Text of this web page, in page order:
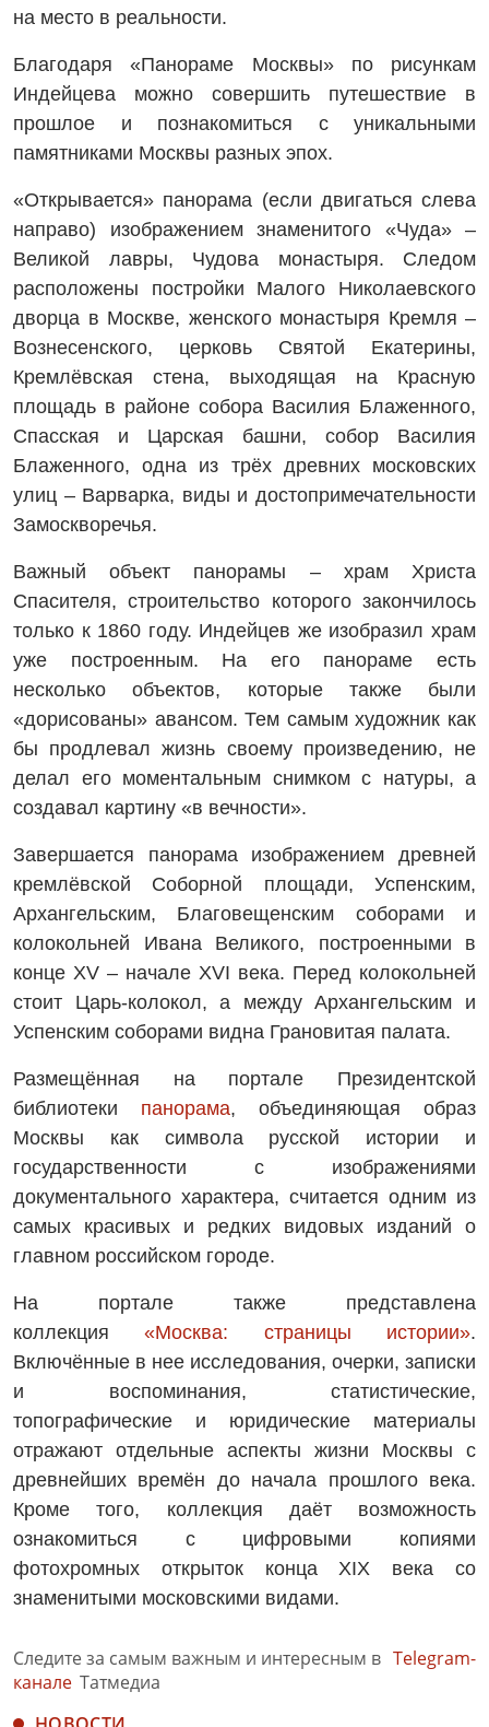
на место в реальности.
Благодаря «Панораме Москвы» по рисункам
Индейцева можно совершить путешествие в
прошлое и познакомиться с уникальными
памятниками Москвы разных эпох.
«Открывается» панорама (если двигаться слева
направо) изображением знаменитого «Чуда» –
Великой лавры, Чудова монастыря. Следом
расположены постройки Малого Николаевского
дворца в Москве, женского монастыря Кремля –
Вознесенского, церковь Святой Екатерины,
Кремлёвская стена, выходящая на Красную
площадь в районе собора Василия Блаженного,
Спасская и Царская башни, собор Василия
Блаженного, одна из трёх древних московских
улиц – Варварка, виды и достопримечательности
Замоскворечья.
Важный объект панорамы – храм Христа
Спасителя, строительство которого закончилось
только к 1860 году. Индейцев же изобразил храм
уже построенным. На его панораме есть
несколько объектов, которые также были
«дорисованы» авансом. Тем самым художник как
бы продлевал жизнь своему произведению, не
делал его моментальным снимком с натуры, а
создавал картину «в вечности».
Завершается панорама изображением древней
кремлёвской Соборной площади, Успенским,
Архангельским, Благовещенским соборами и
колокольней Ивана Великого, построенными в
конце XV – начале XVI века. Перед колокольней
стоит Царь-колокол, а между Архангельским и
Успенским соборами видна Грановитая палата.
Размещённая на портале Президентской
библиотеки панорама, объединяющая образ
Москвы как символа русской истории и
государственности с изображениями
документального характера, считается одним из
самых красивых и редких видовых изданий о
главном российском городе.
На портале также представлена
коллекция«Москва: страницы истории».
Включённые в нее исследования, очерки, записки
и воспоминания, статистические,
топографические и юридические материалы
отражают отдельные аспекты жизни Москвы с
древнейших времён до начала прошлого века.
Кроме того, коллекция даёт возможность
ознакомиться с цифровыми копиями
фотохромных открыток конца XIX века со
знаменитыми московскими видами.
Следите за самым важным и интересным в Telegram-
канале Татмедиа